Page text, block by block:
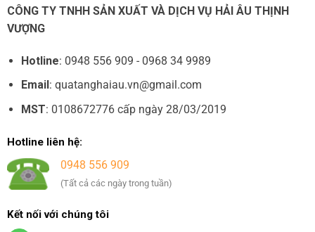
CÔNG TY TNHH SẢN XUẤT VÀ DỊCH VỤ HẢI ÂU THỊNH
VƯỢNG
Hotline: 0948 556 909 - 0968 34 9989
Email : quatanghaiau.vn@gmail.com
MST: 0108672776 cấp ngày 28/03/2019
Hotline liên hệ:
0948 556 909
(Tất cả các ngày trong tuần)
Kết nối với chúng tôi